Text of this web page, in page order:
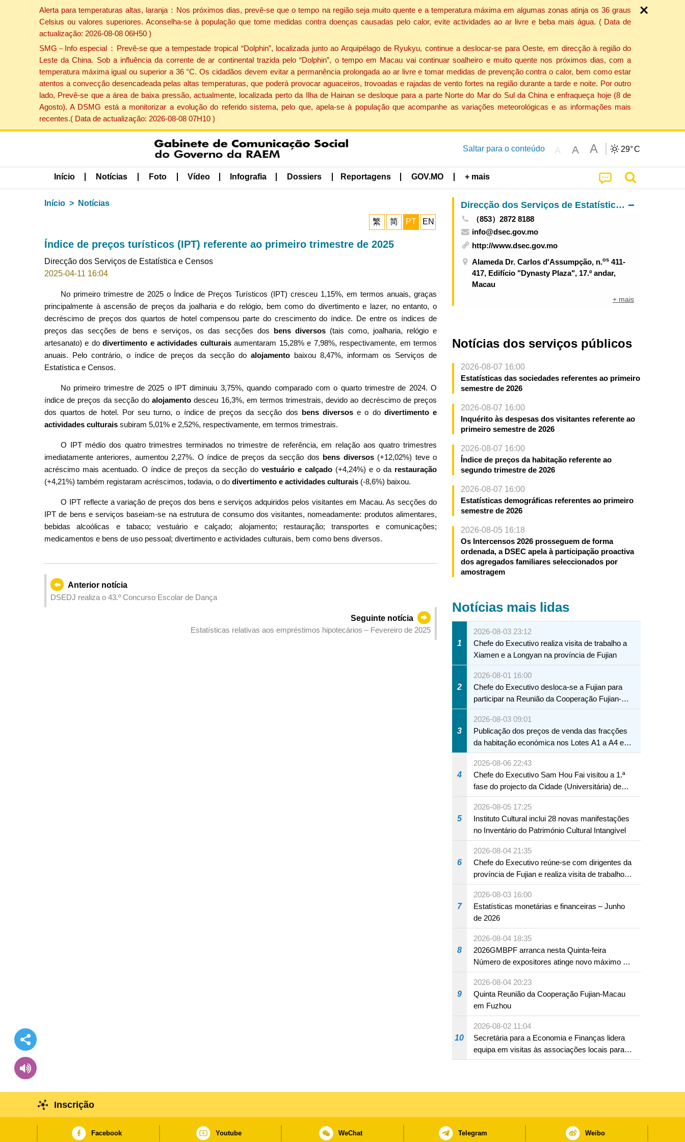
Alerta para temperaturas altas, laranja：Nos próximos dias, prevê-se que o tempo na região seja muito quente e a temperatura máxima em algumas zonas atinja os 36 graus
Celsius ou valores superiores. Aconselha-se à população que tome medidas contra doenças causadas pelo calor, evite actividades ao ar livre e beba mais água. ( Data de
actualização: 2026-08-08 06H50 )
SMG－Info especial：Prevê-se que a tempestade tropical “Dolphin”, localizada junto ao Arquipélago de Ryukyu, continue a deslocar-se para Oeste, em direcção à região do
Leste da China. Sob a influência da corrente de ar continental trazida pelo “Dolphin”, o tempo em Macau vai continuar soalheiro e muito quente nos próximos dias, com a
temperatura máxima igual ou superior a 36 °C. Os cidadãos devem evitar a permanência prolongada ao ar livre e tomar medidas de prevenção contra o calor, bem como estar
atentos a convecção desencadeada pelas altas temperaturas, que poderá provocar aguaceiros, trovoadas e rajadas de vento fortes na região durante a tarde e noite. Por outro
lado, Prevê-se que a área de baixa pressão, actualmente, localizada perto da Ilha de Hainan se desloque para a parte Norte do Mar do Sul da China e enfraqueça hoje (8 de
Agosto). A DSMG está a monitorizar a evolução do referido sistema, pelo que, apela-se à população que acompanhe as variações meteorológicas e as informações mais
recentes.( Data de actualização: 2026-08-08 07H10 )
Saltar para o conteúdo A A A 29°C
Início Notícias Foto Vídeo Infografia Dossiers Reportagens GOV.MO + mais
Início Notícias
繁 简 PT EN
Índice de preços turísticos (IPT) referente ao primeiro trimestre de 2025
Direcção dos Serviços de Estatística e Censos
2025-04-11 16:04
No primeiro trimestre de 2025 o Índice de Preços Turísticos (IPT) cresceu 1,15%, em termos anuais, graças
principalmente à ascensão de preços da joalharia e do relógio, bem como do divertimento e lazer, no entanto, o
decréscimo de preços dos quartos de hotel compensou parte do crescimento do índice. De entre os índices de
preços das secções de bens e serviços, os das secções dos bens diversos (tais como, joalharia, relógio e
artesanato) e dodivertimento e actividades culturaisaumentaram 15,28% e 7,98%, respectivamente, em termos
anuais. Pelo contrário, o índice de preços da secção do alojamento baixou 8,47%, informam os Serviços de
Estatística e Censos.
No primeiro trimestre de 2025 o IPT diminuiu 3,75%, quando comparado com o quarto trimestre de 2024. O
índice de preços da secção doalojamento desceu 16,3%, em termos trimestrais, devido ao decréscimo de preços
dos quartos de hotel. Por seu turno, o índice de preços da secção dos bens diversos e o do divertimento e
actividades culturais subiram 5,01% e 2,52%, respectivamente, em termos trimestrais.
O IPT médio dos quatro trimestres terminados no trimestre de referência, em relação aos quatro trimestres
imediatamente anteriores, aumentou 2,27%. O índice de preços da secção dos bens diversos (+12,02%) teve o
acréscimo mais acentuado. O índice de preços da secção do vestuário e calçado(+4,24%) e o da restauração
(+4,21%) também registaram acréscimos, todavia, o do divertimento e actividades culturais (-8,6%) baixou.
O IPT reflecte a variação de preços dos bens e serviços adquiridos pelos visitantes em Macau. As secções do
IPT de bens e serviços baseiam-se na estrutura de consumo dos visitantes, nomeadamente: produtos alimentares,
bebidas alcoólicas e tabaco; vestuário e calçado; alojamento; restauração; transportes e comunicações;
medicamentos e bens de uso pessoal; divertimento e actividades culturais, bem como bens diversos.
Anterior notícia
DSEDJ realiza o 43.º Concurso Escolar de Dança
Seguinte notícia
Estatísticas relativas aos empréstimos hipotecários – Fevereiro de 2025
Direcção dos Serviços de Estatística e Censos
（853）2872 8188
info@dsec.gov.mo
http://www.dsec.gov.mo
Alameda Dr. Carlos d'Assumpção, n.os 411-
417, Edifício "Dynasty Plaza", 17.º andar,
Macau
+ mais
Notícias dos serviços públicos
2026-08-07 16:00
Estatísticas das sociedades referentes ao primeiro
semestre de 2026
2026-08-07 16:00
Inquérito às despesas dos visitantes referente ao
primeiro semestre de 2026
2026-08-07 16:00
Índice de preços da habitação referente ao
segundo trimestre de 2026
2026-08-07 16:00
Estatísticas demográficas referentes ao primeiro
semestre de 2026
2026-08-05 16:18
Os Intercensos 2026 prosseguem de forma
ordenada, a DSEC apela à participação proactiva
dos agregados familiares seleccionados por
amostragem
Notícias mais lidas
1
2026-08-03 23:12
Chefe do Executivo realiza visita de trabalho a
Xiamen e a Longyan na província de Fujian
2
2026-08-01 16:00
Chefe do Executivo desloca-se a Fujian para
participar na Reunião da Cooperação Fujian-
Macau
3
2026-08-03 09:01
Publicação dos preços de venda das fracções
da habitação económica nos Lotes A1 a A4 e
A12 da Zona A dos Novos Aterros
4
2026-08-06 22:43
Chefe do Executivo Sam Hou Fai visitou a 1.ª
fase do projecto da Cidade (Universitária) de
Educação Internacional de Macau e Hengqin
5
2026-08-05 17:25
Instituto Cultural inclui 28 novas manifestações
no Inventário do Património Cultural Intangível
6
2026-08-04 21:35
Chefe do Executivo reúne-se com dirigentes da
província de Fujian e realiza visita de trabalho
em Fuzhou
7
2026-08-03 16:00
Estatísticas monetárias e financeiras – Junho
de 2026
8
2026-08-04 18:35
2026GMBPF arranca nesta Quinta-feira
Número de expositores atinge novo máximo em
18 anos
9
2026-08-04 20:23
Quinta Reunião da Cooperação Fujian-Macau
em Fuzhou
10
2026-08-02 11:04
Secretária para a Economia e Finanças lidera
equipa em visitas às associações locais para
consolidar consensos e promover os trabalhos
Inscrição
Facebook Youtube WeChat Telegram Weibo